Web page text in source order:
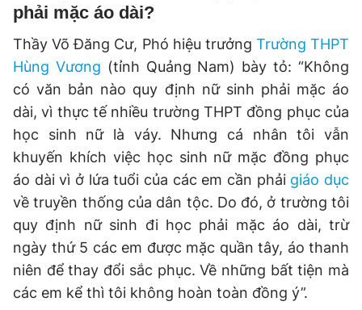
phải mặc áo dài?
Thầy Võ Đăng Cư, Phó hiệu trưởng Trường THPT
Hùng Vương (tỉnh Quảng Nam) bày tỏ: “Không
có văn bản nào quy định nữ sinh phải mặc áo
dài, vì thực tế nhiều trường THPT đồng phục của
học sinh nữ là váy. Nhưng cá nhân tôi vẫn
khuyến khích việc học sinh nữ mặc đồng phục
áo dài vì ở lứa tuổi của các em cần phải giáo dục
về truyền thống của dân tộc. Do đó, ở trường tôi
quy định nữ sinh đi học phải mặc áo dài, trừ
ngày thứ 5 các em được mặc quần tây, áo thanh
niên để thay đổi sắc phục. Về những bất tiện mà
các em kể thì tôi không hoàn toàn đồng ý”.